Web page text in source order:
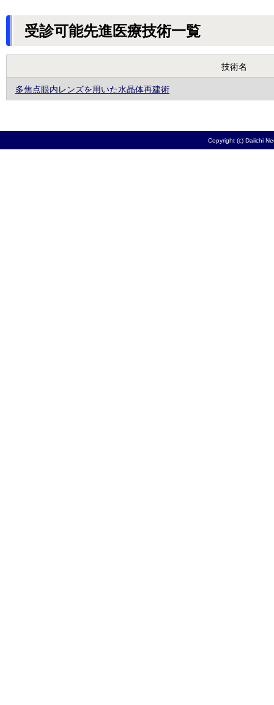
受診可能先進医療技術一覧
技術名
多焦点眼内レンズを用いた水晶体再建術
Copyright (c) Daiichi